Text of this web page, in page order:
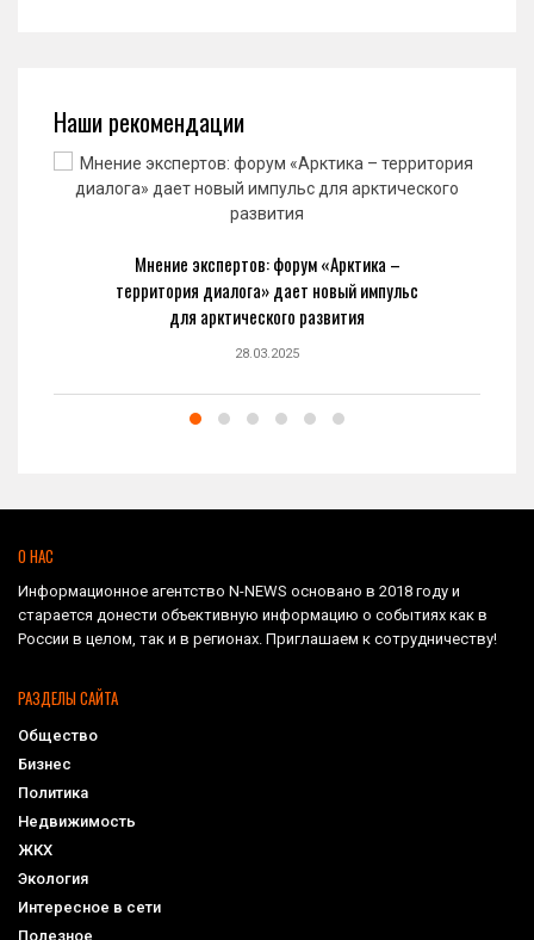
Наши рекомендации
Мнение экспертов: форум «Арктика –
территория диалога» дает новый импульс
для арктического развития
28.03.2025
О НАС
Информационное агентство N-NEWS основано в 2018 году и
старается донести объективную информацию о событиях как в
России в целом, так и в регионах. Приглашаем к сотрудничеству!
РАЗДЕЛЫ САЙТА
Общество
Бизнес
Политика
Недвижимость
ЖКХ
Экология
Интересное в сети
Полезное